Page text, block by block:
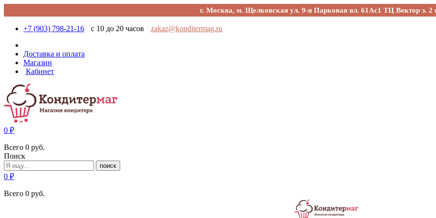
г. Москва, м. Щелковская ул. 9-я Парковая вл. 61Ас1 ТЦ Вектор э. 2
+7 (903) 798-21-16 с 10 до 20 часов zakaz@konditermag.ru
Доставка и оплата
Магазин
Кабинет
0 ₽
Всего 0 руб.
Поиск
поиск
0 ₽
Всего 0 руб.